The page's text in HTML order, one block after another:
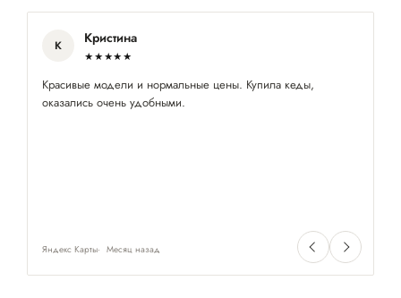
К Кристина
★★★★★
Красивые модели и нормальные цены. Купила кеды,
оказались очень удобными.
Яндекс Карты Месяц назад